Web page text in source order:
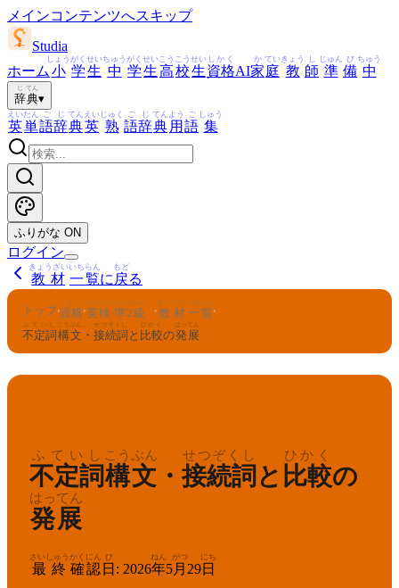
メインコンテンツへスキップ
Studia
ホーム 小
しょう
学
がく
生
せい
中
ちゅう
学
がく
生
せい
高
こう
校
こう
生
せい
資格
しかく
AI家
か
庭
てい
教
きょう
師
し
準
じゅん
備
び
中
ちゅう
辞
じ
典
てん
▾
英
えい
単
たん
語
ご
辞
じ
典
てん
英
えい
熟
じゅく
語
ご
辞
じ
典
てん
用
よう
語
ご
集
しゅう
ふりがな ON
ログイン
教材
きょうざい
一覧
いちらん
に 戻
もど
る
トップ›資格
しかく
›英検
えいけん
準
じゅん
2級
きゅう
› 教材
きょうざい
一覧
いちらん
›
不定詞
ふていし
構文
こうぶん
・ 接続詞
せつぞくし
と 比較
ひかく
の発展
はってん
不定詞
ふていし
構文
こうぶん
・接続詞
せつぞくし
と 比較
ひかく
の
発展
はってん
最終
さいしゅう
確認
かくにん
日
び
: 2026年
ねん
5月
がつ
29日
にち